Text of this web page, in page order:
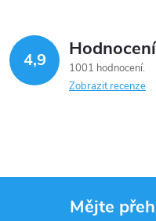
4,9
1001 hodnocení
Zobrazit recenze
Mějte